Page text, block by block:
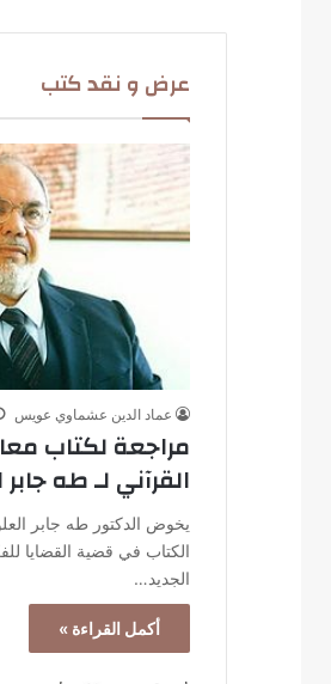
عرض و نقد كتب
عماد الدين عشماوي عويس
مراجعة لكتاب
القرآني لـ طه
يخوض الدكتور طه جابر
الكتاب في قضية القضايا
الجديد…
أكمل القراءة »